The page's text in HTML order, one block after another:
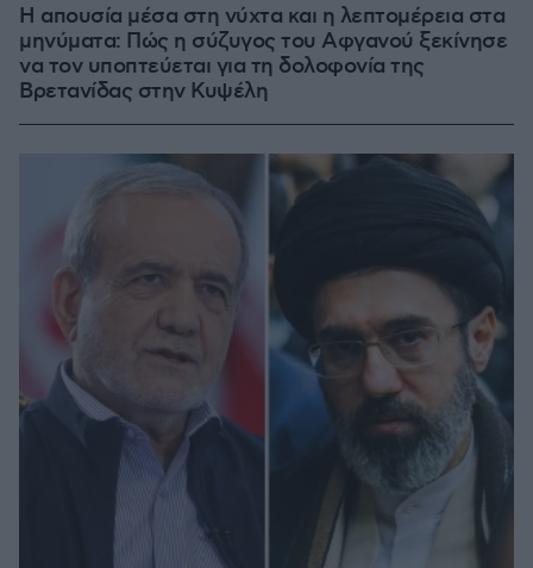
Η απουσία μέσα στη νύχτα και η λεπτομέρεια στα
μηνύματα: Πώς η σύζυγος του Αφγανού ξεκίνησε
να τον υποπτεύεται για τη δολοφονία της
Βρετανίδας στην Κυψέλη